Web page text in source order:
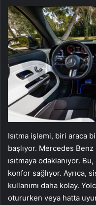
Isıtma işlemi, biri araca
başlıyor. Mercedes
ısıtmaya odaklanıyor.
konfor sağlıyor. Ayrıca,
kullanımı daha kolay.
otururken veya hatta